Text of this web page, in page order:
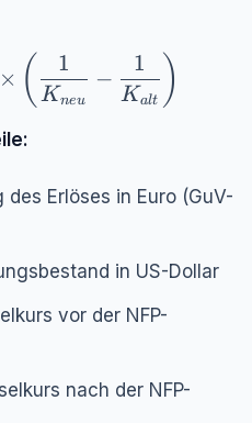
= F_{USD} \times
× ( Kneu
1
−
Kalt
1 )
des Erlöses in Euro (GuV-
in US-Dollar
vor der NFP-
nach der NFP-